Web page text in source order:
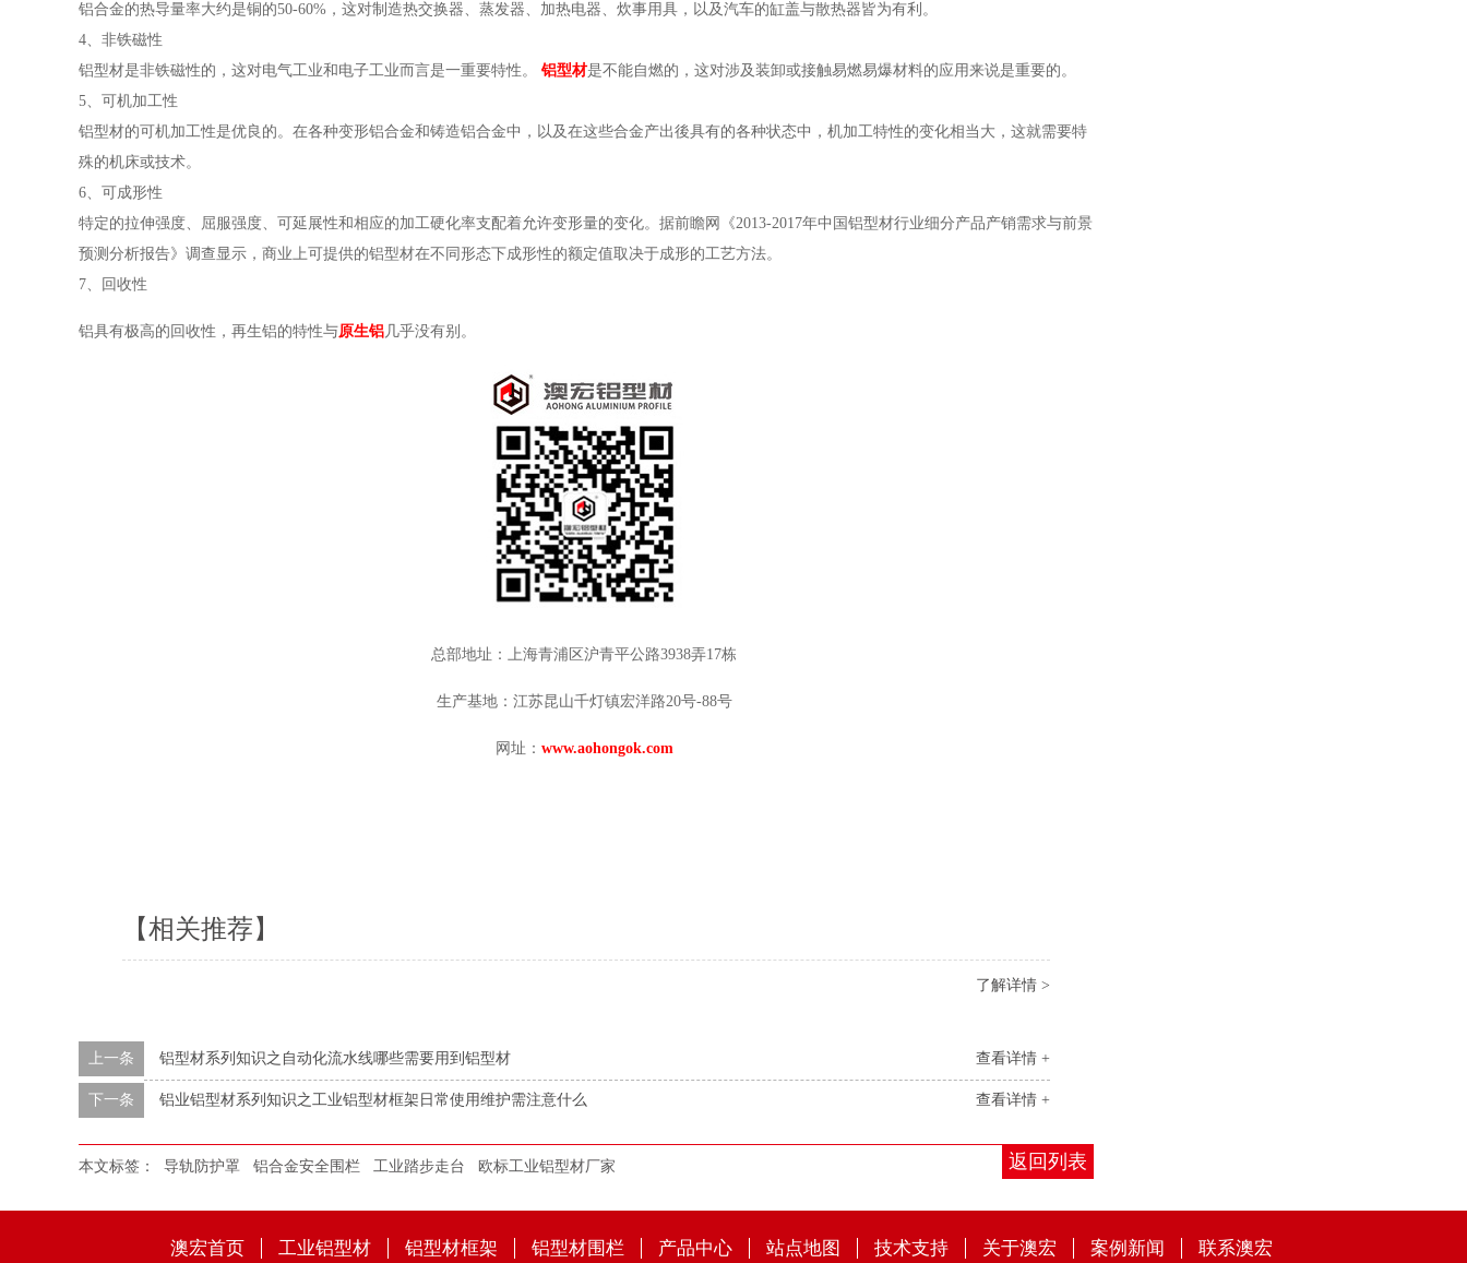
铝合金的热导量率大约是铜的50-60%，这对制造热交换器、蒸发器、加热电器、炊事用具，以及汽车的缸盖与散热器皆为有利。
4、非铁磁性
铝型材是非铁磁性的，这对电气工业和电子工业而言是一重要特性。 铝型材是不能自燃的，这对涉及装卸或接触易燃易爆材料的应用来说是重要的。
5、可机加工性
铝型材的可机加工性是优良的。在各种变形铝合金和铸造铝合金中，以及在这些合金产出後具有的各种状态中，机加工特性的变化相当大，这就需要特
殊的机床或技术。
6、可成形性
特定的拉伸强度、屈服强度、可延展性和相应的加工硬化率支配着允许变形量的变化。据前瞻网《2013-2017年中国铝型材行业细分产品产销需求与前景
预测分析报告》调查显示，商业上可提供的铝型材在不同形态下成形性的额定值取决于成形的工艺方法。
7、回收性
铝具有极高的回收性，再生铝的特性与原生铝几乎没有别。
总部地址：上海青浦区沪青平公路3938弄17栋
生产基地：江苏昆山千灯镇宏洋路20号-88号
网址： www.aohongok.com
【相关推荐】
了解详情 >
查看详情 +
上一条 铝型材系列知识之自动化流水线哪些需要用到铝型材
查看详情 +
下一条 铝业铝型材系列知识之工业铝型材框架日常使用维护需注意什么
返回列表
本文标签： 导轨防护罩 铝合金安全围栏 工业踏步走台 欧标工业铝型材厂家
澳宏首页 工业铝型材 铝型材框架 铝型材围栏 产品中心 站点地图 技术支持 关于澳宏 案例新闻 联系澳宏